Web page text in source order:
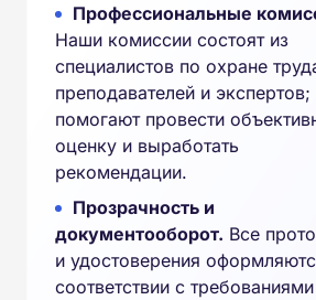
Профессиональные
Наши комиссии состоят из
специалистов по охране
преподавателей и экспертов;
помогают провести
оценку и выработать
рекомендации.
Прозрачность и
документооборот. Все
и удостоверения
соответствии с требованиями